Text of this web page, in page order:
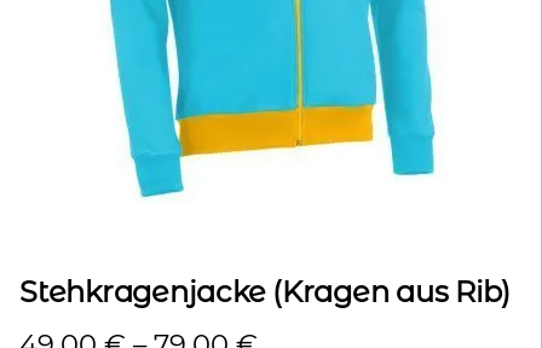
Stehkragenjacke (Kragen aus Rib)